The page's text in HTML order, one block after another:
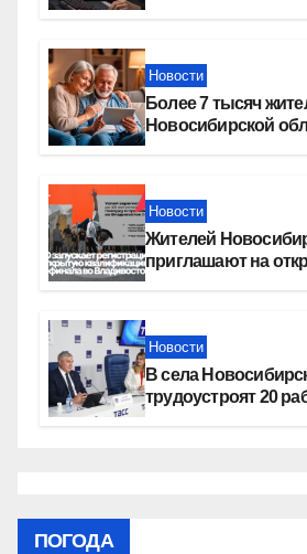
Новости
Более 7 тысяч
Новосибирской
Новости
Жителей
приглашают на
Новости
В села
трудоустроят 20
ПОГОДА